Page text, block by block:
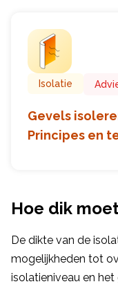
Isolatie
Gevels
Principes en
Hoe dik
De dikte van de
mogelijkheden tot
isolatieniveau en